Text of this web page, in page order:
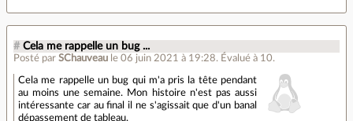
# Cela me rappelle un bug ...
Posté par SChauveau le 06 juin 2021 à 19:28. Évalué à 10.
Cela me rappelle un bug qui m'a pris la tête pendant
au moins une semaine. Mon histoire n'est pas aussi
intéressante car au final il ne s'agissait que d'un banal
dépassement de tableau.